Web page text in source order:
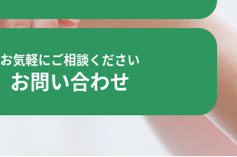
お気軽にご相談ください
お問い合わせ